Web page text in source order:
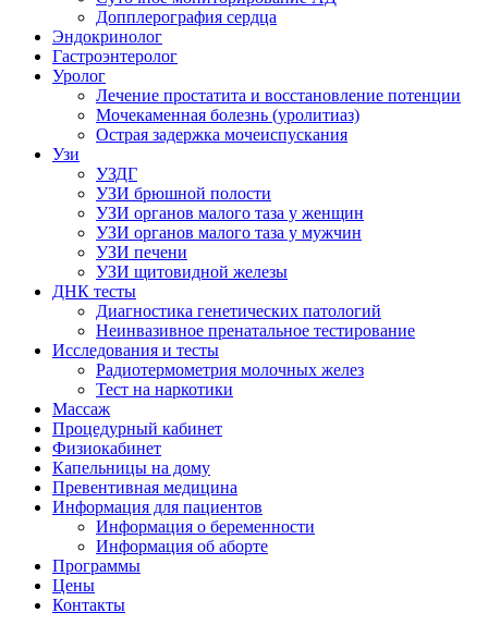
Допплерография сердца
Эндокринолог
Гастроэнтеролог
Уролог
Лечение простатита и восстановление потенции
Мочекаменная болезнь (уролитиаз)
Острая задержка мочеиспускания
Узи
УЗДГ
УЗИ брюшной полости
УЗИ органов малого таза у женщин
УЗИ органов малого таза у мужчин
УЗИ печени
УЗИ щитовидной железы
ДНК тесты
Диагностика генетических патологий
Неинвазивное пренатальное тестирование
Исследования и тесты
Радиотермометрия молочных желез
Тест на наркотики
Массаж
Процедурный кабинет
Физиокабинет
Капельницы на дому
Превентивная медицина
Информация для пациентов
Информация о беременности
Информация об аборте
Программы
Цены
Контакты